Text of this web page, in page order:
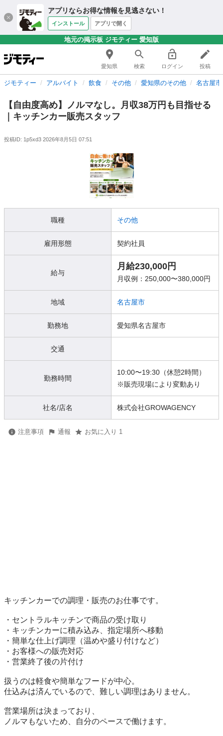
アプリならお得な情報を見逃さない！
インストール アプリで開く
地元の掲示板 ジモティー 愛知版
愛知県 検索 ログイン 投稿
ジモティー アルバイト 飲食 その他 愛知県のその他 名古屋
【自由度高め】ノルマなし。月収38万円も目指せる
｜キッチンカー販売スタッフ
投稿ID: 1p5xd3 2026年8月5日 07:51
職種 その他
雇用形態 契約社員
給与
月給230,000円
月収例：250,000〜380,000円
地域 名古屋市
勤務地 愛知県名古屋市
交通
勤務時間
10:00〜19:30（休憩2時間）
※販売現場により変動あり
社名/店名 株式会社GROWAGENCY
注意事項 通報 お気に入り 1
キッチンカーでの調理・販売のお仕事です。
・セントラルキッチンで商品の受け取り
・キッチンカーに積み込み、指定場所へ移動
・簡単な仕上げ調理（温めや盛り付けなど）
・お客様への販売対応
・営業終了後の片付け
扱うのは軽食や簡単なフードが中心。
仕込みは済んでいるので、難しい調理はありません。
営業場所は決まっており、
ノルマもないため、自分のペースで働けます。